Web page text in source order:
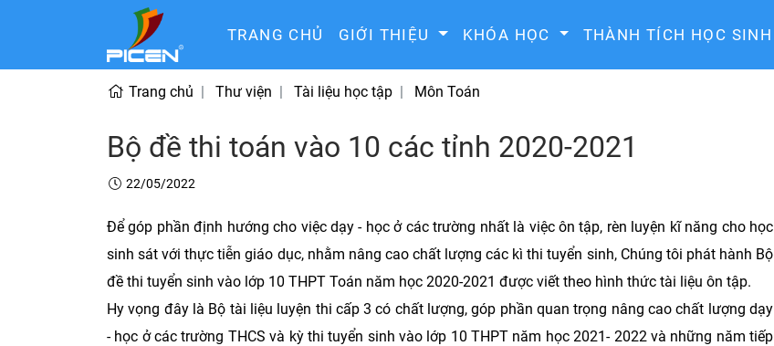
TRANG CHỦ GIỚI THIỆU KHÓA HỌC THÀNH TÍCH HỌC SINH
Trang chủ Thư viện Tài liệu học tập Môn Toán
Bộ đề thi toán vào 10 các tỉnh 2020-2021
22/05/2022
Để góp phần định hướng cho việc dạy - học ở các trường nhất là việc ôn tập, rèn luyện kĩ năng cho học
sinh sát với thực tiễn giáo dục, nhằm nâng cao chất lượng các kì thi tuyển sinh, Chúng tôi phát hành Bộ
đề thi tuyển sinh vào lớp 10 THPT Toán năm học 2020-2021 được viết theo hình thức tài liệu ôn tập.
Hy vọng đây là Bộ tài liệu luyện thi cấp 3 có chất lượng, góp phần quan trọng nâng cao chất lượng dạy
- học ở các trường THCS và kỳ thi tuyển sinh vào lớp 10 THPT năm học 2021- 2022 và những năm tiếp